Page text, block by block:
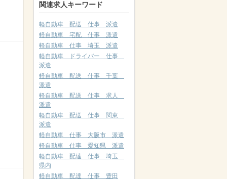
関連求人キーワード
軽自動車 配送 仕事 派遣
軽自動車 宅配 仕事 派遣
軽自動車 仕事 埼玉 派遣
軽自動車 ドライバー 仕事
派遣
軽自動車 配送 仕事 千葉
派遣
軽自動車 配送 仕事 求人
派遣
軽自動車 配送 仕事 関東
派遣
軽自動車 仕事 大阪市 派遣
軽自動車 仕事 愛知県 派遣
軽自動車 配達 仕事 埼玉
県内
軽自動車 配達 仕事 豊田